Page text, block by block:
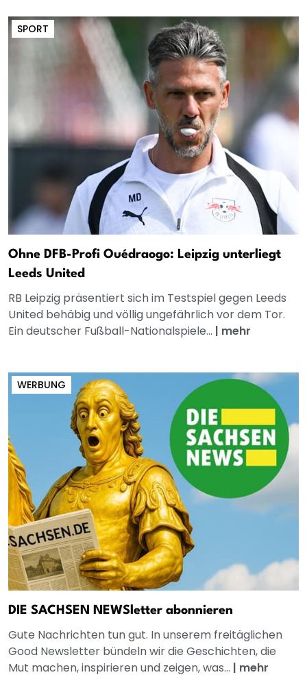
SPORT
Ohne DFB-Profi Ouédraogo: Leipzig unterliegt
Leeds United
RB Leipzig präsentiert sich im Testspiel gegen Leeds
United behäbig und völlig ungefährlich vor dem Tor.
Ein deutscher Fußball-Nationalspiele... | mehr
WERBUNG
DIE SACHSEN NEWSletter abonnieren
Gute Nachrichten tun gut. In unserem freitäglichen
Good Newsletter bündeln wir die Geschichten, die
Mut machen, inspirieren und zeigen, was... | mehr